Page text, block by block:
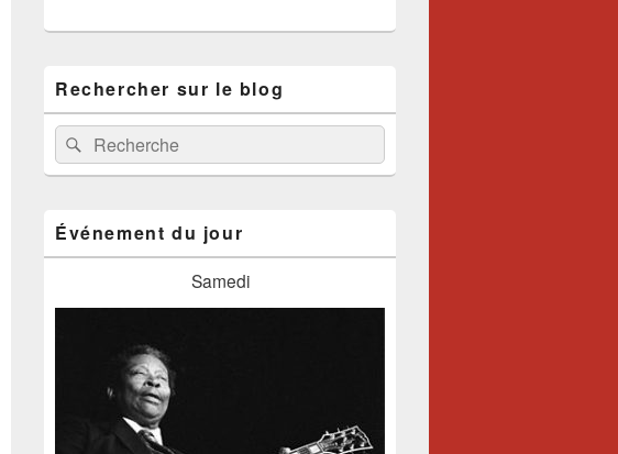
Rechercher sur le blog
Recherche :Rechercher
Événement du jour
Samedi